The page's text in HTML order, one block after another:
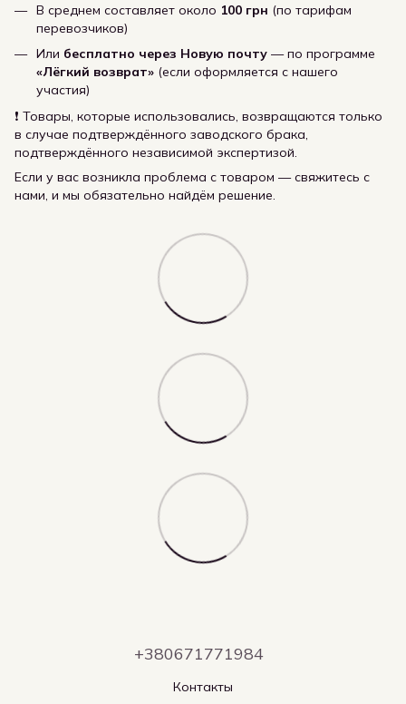
В среднем составляет около 100 грн (по тарифам
перевозчиков)
Или бесплатно через Новую почту — по программе
«Лёгкий возврат» (если оформляется с нашего
участия)
❗ Товары, которые использовались, возвращаются только
в случае подтверждённого заводского брака,
подтверждённого независимой экспертизой.
Если у вас возникла проблема с товаром — свяжитесь с
нами, и мы обязательно найдём решение.
+380671771984
Контакты